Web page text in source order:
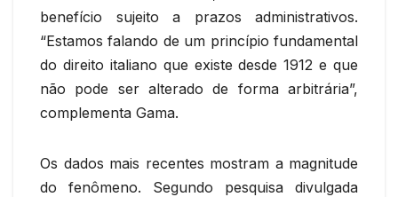
benefício sujeito a prazos administrativos.
“Estamos falando de um princípio fundamental
do direito italiano que existe desde 1912 e que
não pode ser alterado de forma arbitrária”,
complementa Gama.
Os dados mais recentes mostram a magnitude
do fenômeno. Segundo pesquisa divulgada